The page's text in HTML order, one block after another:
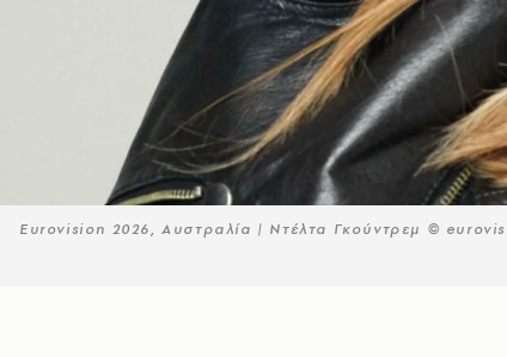
Eurovision 2026, Αυστραλία | Ντέλτα Γκούντρεμ ©